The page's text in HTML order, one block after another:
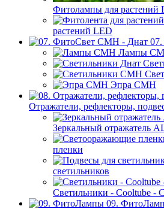
Фитолампы для растений
растений LED
Лампы
Эпра СМН
Отражатели, рефлекторы,
Зеркальный отражатель
пленки
светильников
Светильники - Cooltube -
09.